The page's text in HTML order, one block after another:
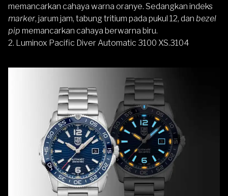
memancarkan cahaya warna oranye. Sedangkan indeks
marker, jarum jam, tabung tritium pada pukul 12, dan bezel
pip memancarkan cahaya berwarna biru.
2. Luminox Pacific Diver Automatic 3100 XS.3104